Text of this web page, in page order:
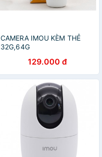
CAMERA IMOU KÈM THẺ
32G,64G
129.000 đ